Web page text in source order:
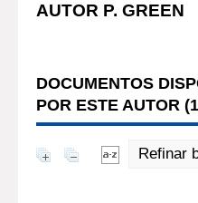
AUTOR P. GREEN
DOCUMENTOS
POR ESTE AUTOR (1
Refinar